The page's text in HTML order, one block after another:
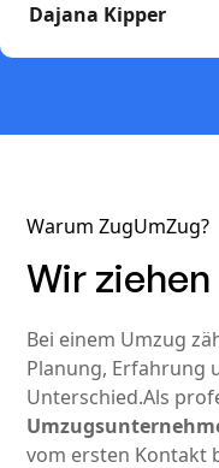
Dajana Kipper
Warum ZugUmZug?
Wir
Bei einem Umzug
Planung, Erfahrung
Unterschied.Als
vom ersten Kontakt